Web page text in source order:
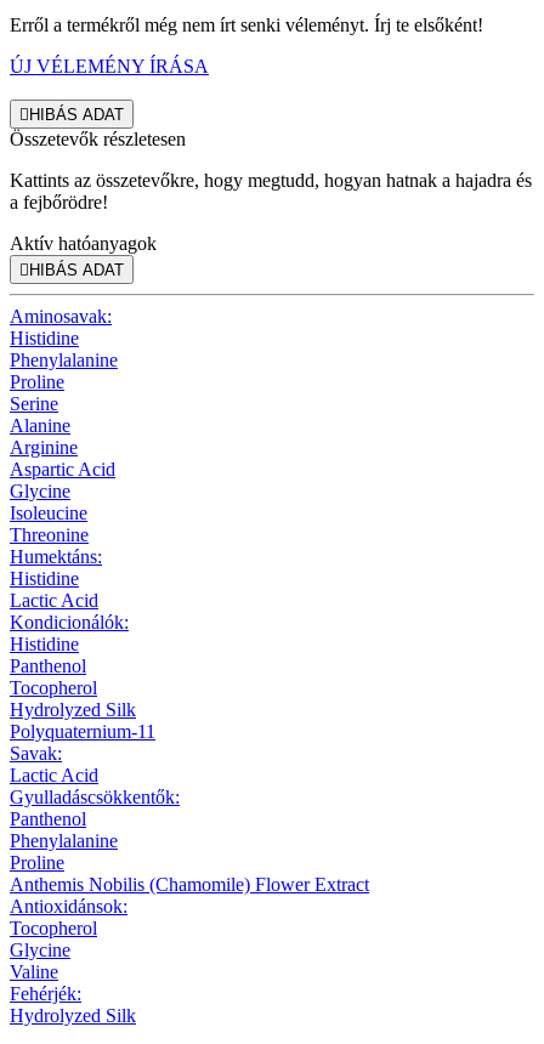
Erről a termékről még nem írt senki véleményt. Írj te elsőként!
ÚJ VÉLEMÉNY ÍRÁSA
HIBÁS ADAT
Összetevők részletesen
Kattints az összetevőkre, hogy megtudd, hogyan hatnak a hajadra és
a fejbőrödre!
Aktív hatóanyagok
HIBÁS ADAT
Aminosavak:
Histidine
Phenylalanine
Proline
Serine
Alanine
Arginine
Aspartic Acid
Glycine
Isoleucine
Threonine
Humektáns:
Histidine
Lactic Acid
Kondicionálók:
Histidine
Panthenol
Tocopherol
Hydrolyzed Silk
Polyquaternium-11
Savak:
Lactic Acid
Gyulladáscsökkentők:
Panthenol
Phenylalanine
Proline
Anthemis Nobilis (Chamomile) Flower Extract
Antioxidánsok:
Tocopherol
Glycine
Valine
Fehérjék:
Hydrolyzed Silk